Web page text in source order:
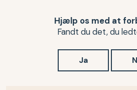
Hjælp os med at
Fandt du det, du
Ja